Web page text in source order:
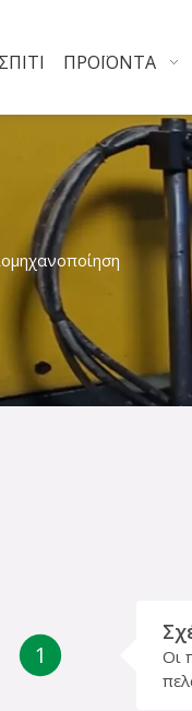
ΣΠΊΤΙ ΠΡΟΪΌΝΤΑ
1
Οι